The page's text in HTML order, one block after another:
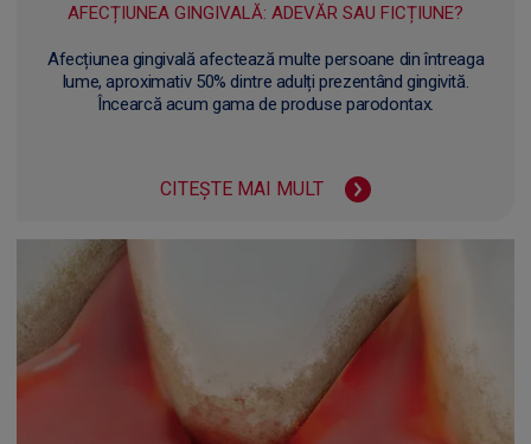
AFECȚIUNEA GINGIVALĂ: ADEVĂR SAU FICȚIUNE?
Afecțiunea gingivală afectează multe persoane din întreaga
lume, aproximativ 50% dintre adulți prezentând gingivită.
Încearcă acum gama de produse parodontax.
CITEȘTE MAI MULT